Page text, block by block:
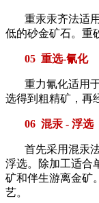
重汞汞齐法适
低的砂金矿石。重
05 重选-氰化
重力氰化适用
选得到粗精矿，再
06 混汞 - 浮选
首先采用混汞
浮选。除加工适合
矿和伴生游离金矿
艺。